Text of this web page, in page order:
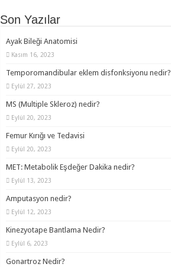
Son Yazılar
Ayak Bileği Anatomisi
Kasım 16, 2023
Temporomandibular eklem disfonksiyonu nedir?
Eylül 27, 2023
MS (Multiple Skleroz) nedir?
Eylül 20, 2023
Femur Kırığı ve Tedavisi
Eylül 20, 2023
MET: Metabolik Eşdeğer Dakika nedir?
Eylül 13, 2023
Amputasyon nedir?
Eylül 12, 2023
Kinezyotape Bantlama Nedir?
Eylül 6, 2023
Gonartroz Nedir?